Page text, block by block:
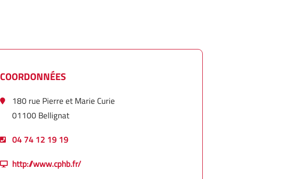
COORDONNÉES
180 rue Pierre et Marie Curie
01100 Bellignat
04 74 12 19 19
http://www.cphb.fr/